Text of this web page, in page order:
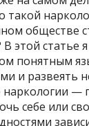
такой
обществе
этой статье
понятным
и развеять
—
себе или